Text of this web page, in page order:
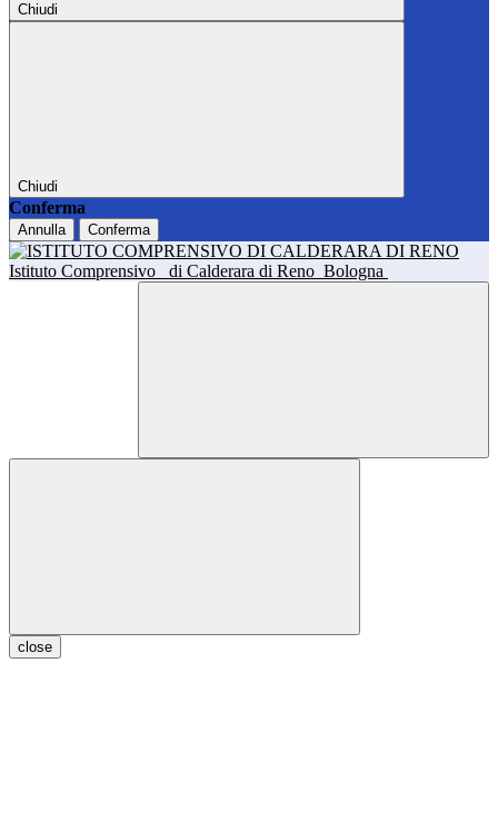
Chiudi
Chiudi
Conferma
Annulla Conferma
Istituto Comprensivo di Calderara di Reno Bologna
close